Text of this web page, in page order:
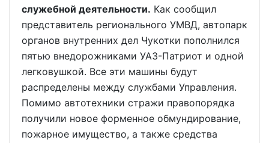
служебной деятельности. Как сообщил
представитель регионального УМВД, автопарк
органов внутренних дел Чукотки пополнился
пятью внедорожниками УАЗ-Патриот и одной
легковушкой. Все эти машины будут
распределены между службами Управления.
Помимо автотехники стражи правопорядка
получили новое форменное обмундирование,
пожарное имущество, а также средства